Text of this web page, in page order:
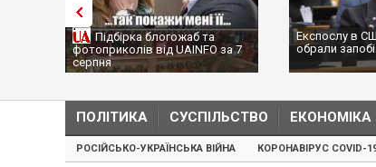
Підбірка блогожаб та
фотоприколів від UAINFO за 7
серпня
Експослу в
обрали
ПОЛІТИКА СУСПІЛЬСТВО ЕКОНОМІКА
РОСІЙСЬКО-УКРАЇНСЬКА ВІЙНА КОРОНАВІРУС COVID-